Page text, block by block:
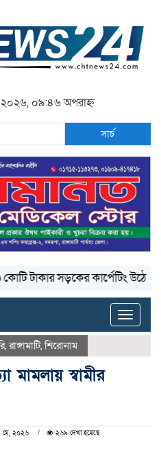
২০২৬, ০৯:৪৬ অপরাহ্ন
সার্চ
টাকার সড়কের কার্পেটিং উঠে যাচ্ছে
Toggle
,রাঙ্গামাটি,শিরোনাম
মামলায় স্বামীর
মে, ২০২৬ ২৬৯ দেখা হয়েছে